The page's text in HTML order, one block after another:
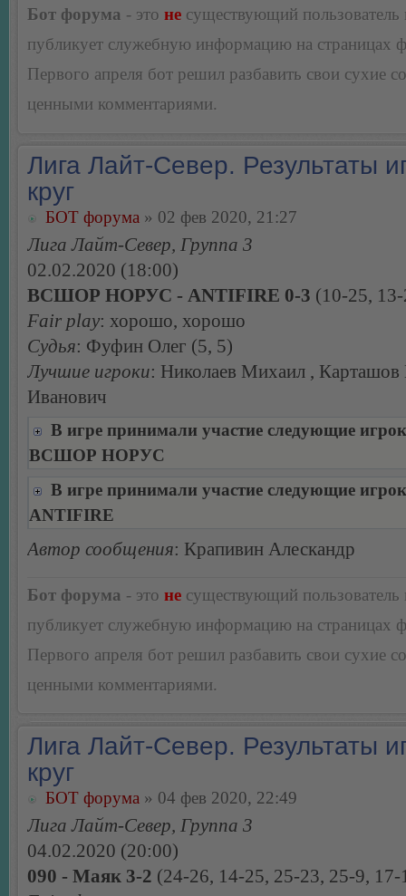
Бот форума - это не существующий пользователь
публикует служебную информацию на страницах
Первого апреля бот решил разбавить свои сухие
ценными комментариями.
Лига Лайт-Север. Результаты
круг
БОТ форума » 02 фев 2020, 21:27
Лига Лайт-Север, Группа 3
02.02.2020 (18:00)
ВСШОР НОРУС - ANTIFIRE 0-3 (10-25,
Fair play: хорошо, хорошо
Судья: Фуфин Олег (5, 5)
Лучшие игроки: Николаев Михаил , Карташов
Иванович
В игре принимали участие следующие
ВСШОР НОРУС
В игре принимали участие следующие
ANTIFIRE
Автор сообщения: Крапивин Алескандр
Бот форума - это не существующий пользователь
публикует служебную информацию на страницах
Первого апреля бот решил разбавить свои сухие
ценными комментариями.
Лига Лайт-Север. Результаты
круг
БОТ форума » 04 фев 2020, 22:49
Лига Лайт-Север, Группа 3
04.02.2020 (20:00)
090 - Маяк 3-2 (24-26, 14-25, 25-23, 25-9, 17-